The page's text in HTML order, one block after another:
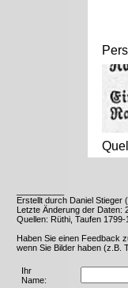
Erstellt durch Daniel Stieger
Letzte Änderung der Daten:
Quellen: Rüthi, Taufen
Haben Sie einen Feedback
wenn Sie Bilder haben (z.B.
Ihr
Name: